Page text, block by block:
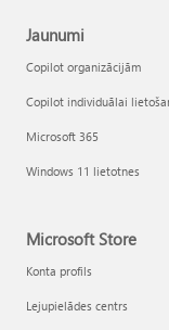
Jaunumi
Copilot organizācijām
Copilot individuālai
Microsoft 365
Windows 11 lietotnes
Microsoft Store
Konta profils
Lejupielādes centrs